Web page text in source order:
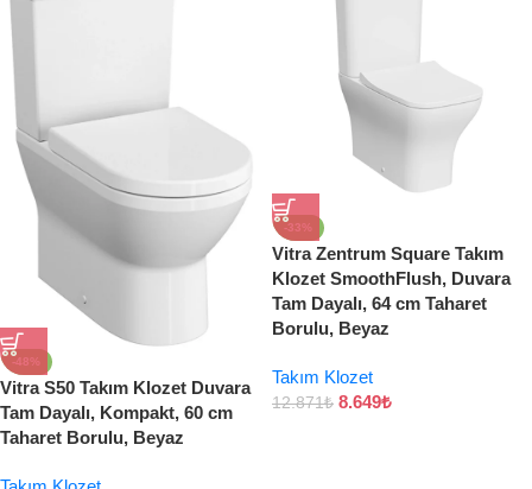
-48%
Vitra S50 Takım Klozet Duvara
Tam Dayalı, Kompakt, 60 cm
Taharet Borulu, Beyaz
-33%
Vitra Zentrum Square Takım
Klozet SmoothFlush, Duvara
Tam Dayalı, 64 cm Taharet
Borulu, Beyaz
Takım Klozet
12.871₺ 8.649₺